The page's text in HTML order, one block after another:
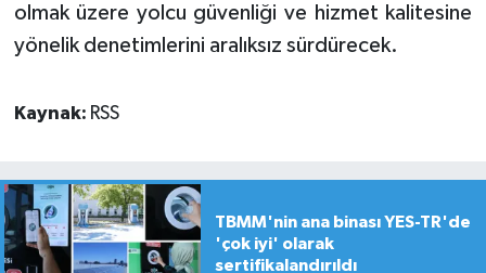
olmak üzere yolcu güvenliği ve hizmet kalitesine
yönelik denetimlerini aralıksız sürdürecek.
Kaynak: RSS
TBMM'nin ana binası YES-TR'de
'çok iyi' olarak
sertifikalandırıldı